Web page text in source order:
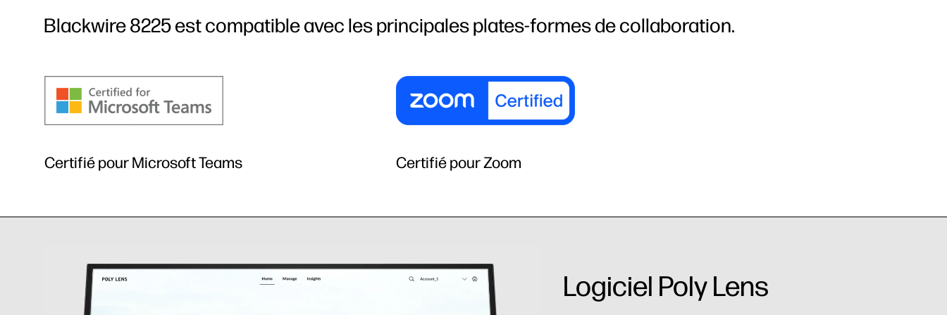
Blackwire 8225 est compatible avec les principales plates-formes de collaboration.
Certifié pour Microsoft Teams Certifié pour Zoom
Logiciel Poly Lens